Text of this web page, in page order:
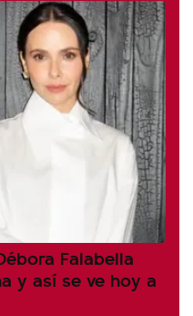
Falabella
y así se ve hoy a